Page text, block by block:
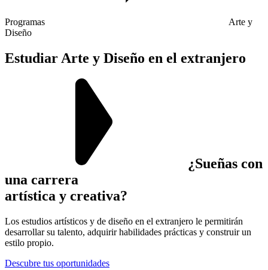
Programas
Arte y
Diseño
Estudiar Arte y Diseño en el extranjero
¿Sueñas con
una carrera
artística y creativa?
Los estudios artísticos y de diseño en el extranjero le permitirán
desarrollar su talento, adquirir habilidades prácticas y construir un
estilo propio.
Descubre tus oportunidades